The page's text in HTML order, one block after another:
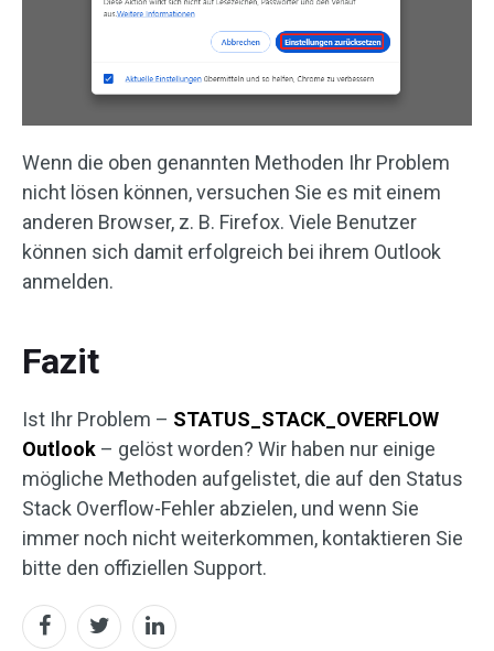
Wenn die oben genannten Methoden Ihr Problem
nicht lösen können, versuchen Sie es mit einem
anderen Browser, z. B. Firefox. Viele Benutzer
können sich damit erfolgreich bei ihrem Outlook
anmelden.
Fazit
Ist Ihr Problem – STATUS_STACK_OVERFLOW
Outlook – gelöst worden? Wir haben nur einige
mögliche Methoden aufgelistet, die auf den Status
Stack Overflow-Fehler abzielen, und wenn Sie
immer noch nicht weiterkommen, kontaktieren Sie
bitte den offiziellen Support.